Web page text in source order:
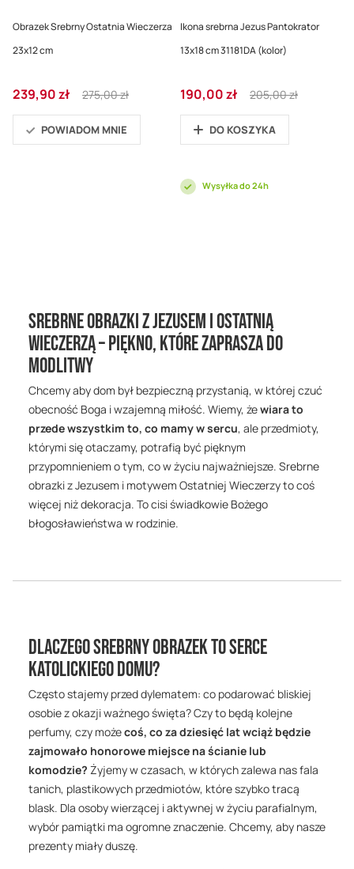
Obrazek Srebrny Ostatnia Wieczerza
23x12 cm
Cena
promocyjna
239,90 zł
Regular
Price
275,00 zł
POWIADOM MNIE
Ikona srebrna Jezus Pantokrator
13x18 cm 31181DA (kolor)
Cena
promocyjna
190,00 zł
Regular
Price
205,00 zł
DO KOSZYKA
Wysyłka do 24h
Srebrne obrazki z Jezusem i Ostatnią
Wieczerzą – piękno, które zaprasza do
modlitwy
Chcemy aby dom był bezpieczną przystanią, w której czuć
obecność Boga i wzajemną miłość. Wiemy, żewiara to
przede wszystkim to, co mamy w sercu, ale przedmioty,
którymi się otaczamy, potrafią być pięknym
przypomnieniem o tym, co w życiu najważniejsze. Srebrne
obrazki z Jezusem i motywem Ostatniej Wieczerzy to coś
więcej niż dekoracja. To cisi świadkowie Bożego
błogosławieństwa w rodzinie.
Dlaczego srebrny obrazek to serce
katolickiego domu?
Często stajemy przed dylematem: co podarować bliskiej
osobie z okazji ważnego święta? Czy to będą kolejne
perfumy, czy możecoś, co za dziesięć lat wciąż będzie
zajmowało honorowe miejsce na ścianie lub
komodzie? Żyjemy w czasach, w których zalewa nas fala
tanich, plastikowych przedmiotów, które szybko tracą
blask. Dla osoby wierzącej i aktywnej w życiu parafialnym,
wybór pamiątki ma ogromne znaczenie. Chcemy, aby nasze
prezenty miały duszę.